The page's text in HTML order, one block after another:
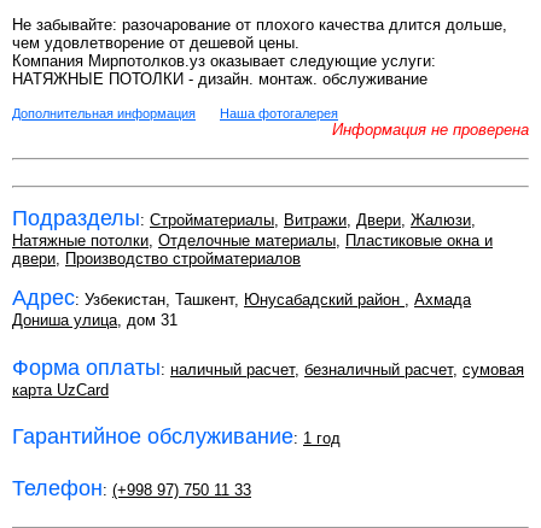
Не забывайте: разочарование от плохого качества длится дольше,
чем удовлетворение от дешевой цены.
Компания Мирпотолков.уз оказывает следующие услуги:
НАТЯЖНЫЕ ПОТОЛКИ - дизайн. монтаж. обслуживание
Дополнительная информация Наша фотогалерея
Информация не проверена
Подразделы: Стройматериалы, Витражи, Двери, Жалюзи,
Натяжные потолки, Отделочные материалы, Пластиковые окна и
двери, Производство стройматериалов
Адрес: Узбекистан, Ташкент, Юнусабадский район , Ахмада
Дониша улица, дом 31
Форма оплаты: наличный расчет, безналичный расчет, сумовая
карта UzCard
Гарантийное обслуживание: 1 год
Телефон: (+998 97) 750 11 33